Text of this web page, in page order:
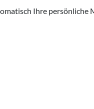
Ihre persönliche